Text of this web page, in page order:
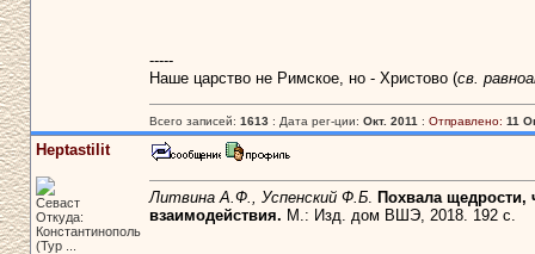
-----
Наше царство не Римское, но - Христово (св.
Всего записей: 1613: Дата рег-ции: Окт. 2011 : Отправлено: 11
Heptastilit
Севаст
Откуда:
Константинополь
(Тур ...
Литвина А.Ф., Успенский Ф.Б. Похвала щедрости,
взаимодействия. М.: Изд. дом ВШЭ, 2018. 192 с.